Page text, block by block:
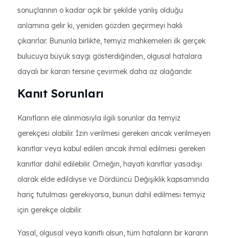
sonuçlarının o kadar açık bir şekilde yanlış olduğu
anlamına gelir ki, yeniden gözden geçirmeyi haklı
çıkarırlar. Bununla birlikte, temyiz mahkemeleri ilk gerçek
bulucuya büyük saygı gösterdiğinden, olgusal hatalara
dayalı bir kararı tersine çevirmek daha az olağandır.
Kanıt Sorunları
Kanıtların ele alınmasıyla ilgili sorunlar da temyiz
gerekçesi olabilir. İzin verilmesi gereken ancak verilmeyen
kanıtlar veya kabul edilen ancak ihmal edilmesi gereken
kanıtlar dahil edilebilir. Örneğin, hayati kanıtlar yasadışı
olarak elde edildiyse ve Dördüncü Değişiklik kapsamında
hariç tutulması gerekiyorsa, bunun dahil edilmesi temyiz
için gerekçe olabilir.
Yasal, olgusal veya kanıtlı olsun, tüm hataların bir kararın